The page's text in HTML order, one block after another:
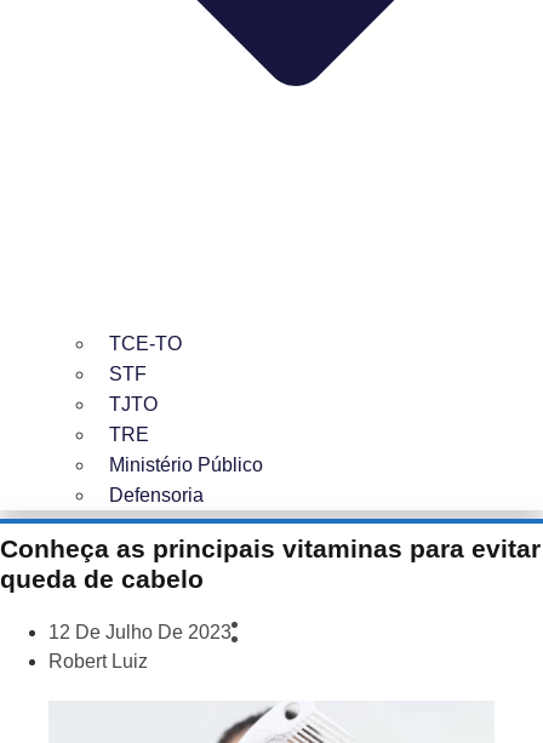
TCE-TO
STF
TJTO
TRE
Ministério Público
Defensoria
Conheça as principais vitaminas para evitar
queda de cabelo
12 De Julho De 2023
Robert Luiz